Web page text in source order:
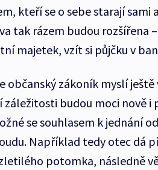
kteří se o sebe starají sami
tak rázem budou rozšířena
majetek, vzít si půjčku v
občanský zákoník myslí ještě
budou moci nově i
se souhlasem k jednání
Například tedy otec dá
potomka, následně